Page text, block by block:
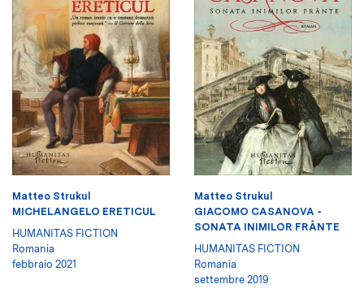
Matteo Strukul
MICHELANGELO ERETICUL
HUMANITAS FICTION
Romania
febbraio 2021
Matteo Strukul
GIACOMO CASANOVA -
SONATA INIMILOR FRÂNTE
HUMANITAS FICTION
Romania
settembre 2019